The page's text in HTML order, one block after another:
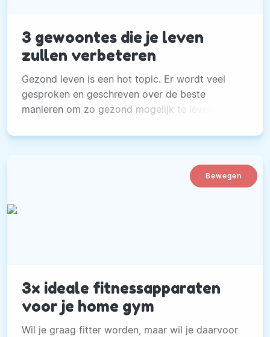
3 gewoontes die je leven
zullen verbeteren
Gezond leven is een hot topic. Er wordt veel
gesproken en geschreven over de beste
manieren om zo gezond mogelijk te leven.
Bewegen
3x ideale fitnessapparaten
voor je home gym
Wil je graag fitter worden, maar wil je daarvoor